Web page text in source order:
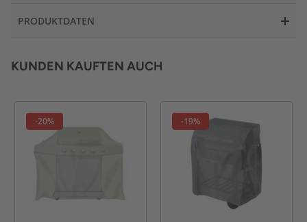
PRODUKTDATEN
KUNDEN KAUFTEN AUCH
-20% -19%